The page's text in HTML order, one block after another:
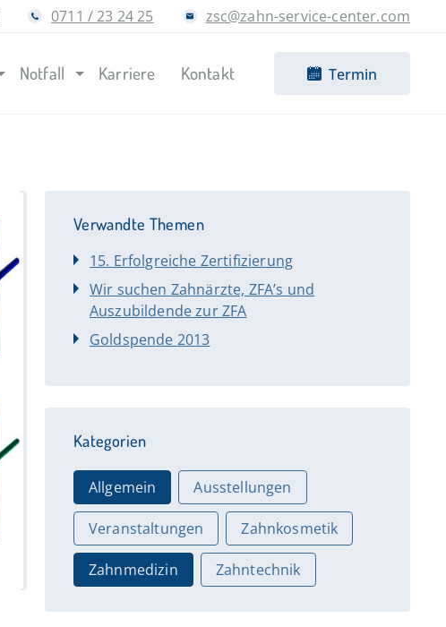
0711 / 23 24 25 zsc@zahn-service-center.com
Notfall Karriere Kontakt Termin
Verwandte Themen
15. Erfolgreiche Zertifizierung
Wir suchen Zahnärzte, ZFA’s und
Auszubildende zur ZFA
Goldspende 2013
Kategorien
Allgemein Ausstellungen
Veranstaltungen Zahnkosmetik
Zahnmedizin Zahntechnik